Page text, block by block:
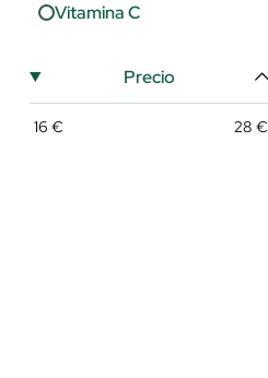
Vitamina C
Precio
16 € 28 €